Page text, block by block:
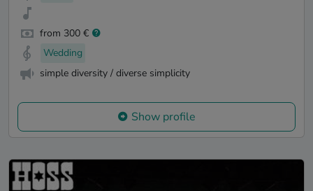
from 300 €
Wedding
simple diversity / diverse simplicity
Show profile